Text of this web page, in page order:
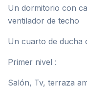
Un dormitorio con
ventilador de techo
Un cuarto de ducha
Primer nivel :
Salón, Tv, terraza